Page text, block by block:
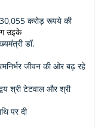
करोड़ रूपये की
उइके
डॉ.
जीवन की ओर बढ़ रहे
श्री टेटवाल और श्री
पर दी